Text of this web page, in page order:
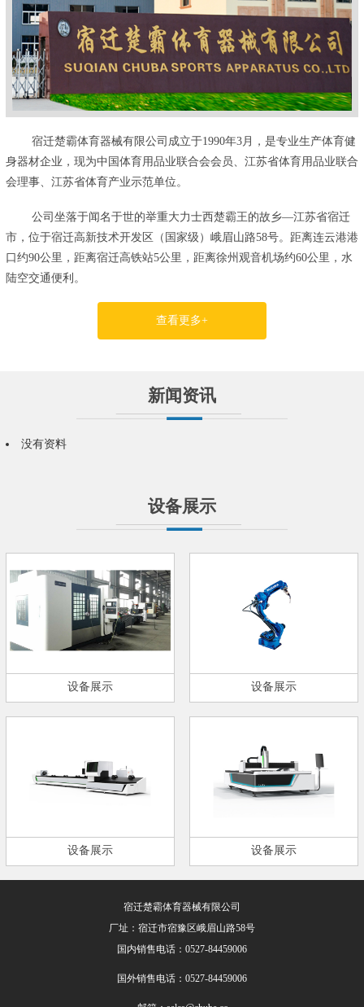
宿迁楚霸体育器械有限公司成立于1990年3月，是专业生产体育健
身器材企业，现为中国体育用品业联合会会员、江苏省体育用品业联合
会理事、江苏省体育产业示范单位。
公司坐落于闻名于世的举重大力士西楚霸王的故乡—江苏省宿迁
市，位于宿迁高新技术开发区（国家级）峨眉山路58号。距离连云港港
口约90公里，距离宿迁高铁站5公里，距离徐州观音机场约60公里，水
陆空交通便利。
查看更多+
新闻资讯
没有资料
设备展示
设备展示 设备展示
设备展示 设备展示
宿迁楚霸体育器械有限公司
厂址：宿迁市宿豫区峨眉山路58号
国内销售电话：0527-84459006
国外销售电话：0527-84459006